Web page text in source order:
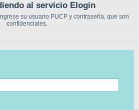
al servicio Elogin
su usuario PUCP y contraseña, que son
confidenciales.